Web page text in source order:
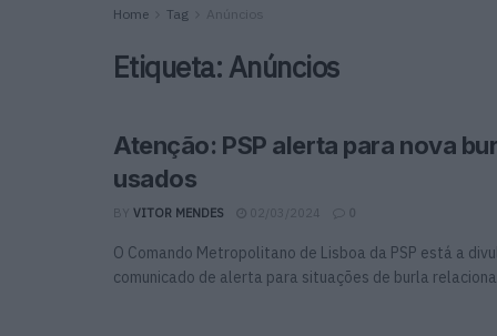
Home Tag Anúncios
Etiqueta:Anúncios
Atenção: PSP alerta para nova
usados
BY VITOR MENDES 02/03/2024 0
O Comando Metropolitano de Lisboa da PSP está a
comunicado de alerta para situações de burla